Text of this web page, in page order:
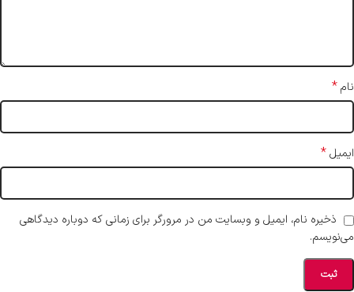
نام*
ایمیل*
ذخیره نام، ایمیل و وبسایت من در مرورگر برای زمانی که دوباره دیدگاهی
می‌نویسم.